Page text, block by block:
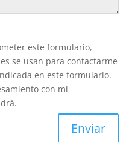
este formulario,
se usan para contactarme
en este formulario.
con mi
Enviar